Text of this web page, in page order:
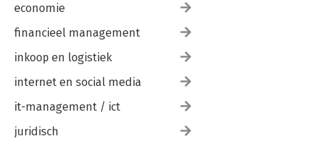
economie
financieel management
inkoop en logistiek
internet en social media
it-management / ict
juridisch